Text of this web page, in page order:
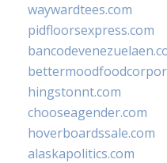
waywardtees.com
pidfloorsexpress.com
hingstonnt.com
chooseagender.com
hoverboardssale.com
alaskapolitics.com